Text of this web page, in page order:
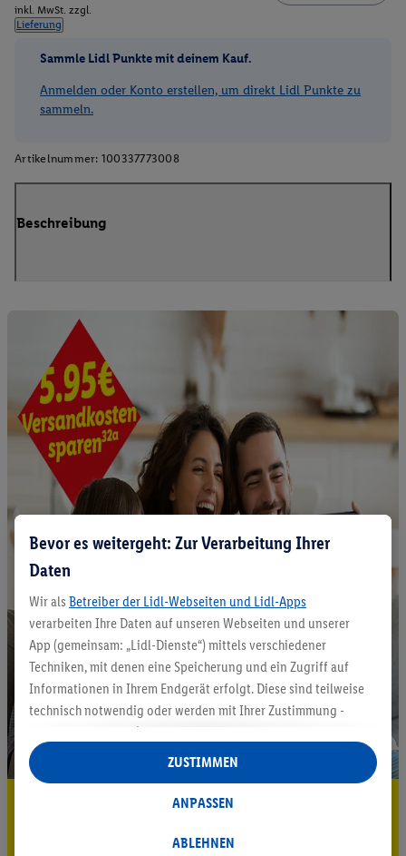
inkl. MwSt. zzgl.
Lieferung
Sammle Lidl Punkte mit deinem Kauf.
Anmelden oder Konto erstellen, um direkt Lidl Punkte zu
sammeln.
Artikelnummer: 100337773008
Beschreibung
5.95 € Versand sparen³²ᵃ
Jetzt zum Newsletter anmelden
Bevor es weitergeht: Zur Verarbeitung Ihrer
Daten
Wir als Betreiber der Lidl-Webseiten und Lidl-Apps
verarbeiten Ihre Daten auf unseren Webseiten und unserer
App (gemeinsam: „Lidl-Dienste“) mittels verschiedener
Techniken, mit denen eine Speicherung und ein Zugriff auf
Informationen in Ihrem Endgerät erfolgt. Diese sind teilweise
technisch notwendig oder werden mit Ihrer Zustimmung -
auch durch Partner (u.a.
Verantwortliche; im Zusammenhang mit dem IAB TCF
insgesamt
Statistik-Erstellung oder für personalisierte Werbung
Datenverarbeitungen für personalisierte Werbung werden
ABLEHNEN
ANPASSEN
ZUSTIMMEN